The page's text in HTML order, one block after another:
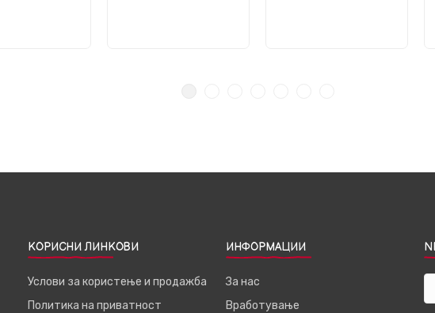
КОРИСНИ ЛИНКОВИ
Услови за користење и продажба
Политика на приватност
ИНФОРМАЦИИ
За нас
Вработување